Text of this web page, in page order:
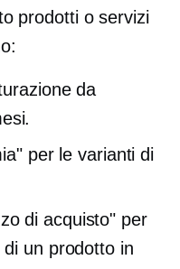
prodotti o servizi
da
per le varianti di
di acquisto" per
un prodotto in